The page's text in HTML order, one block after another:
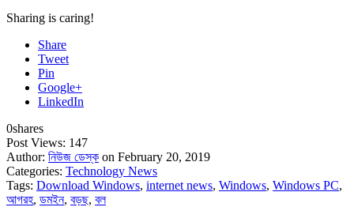
Sharing is caring!
Share
Tweet
Pin
Google+
LinkedIn
0shares
Post Views: 147
Author: নিউজ ডেস্ক on February 20, 2019
Categories: Technology News
Tags: Download Windows, internet news, Windows, Windows PC,
আগরহ, ডমইন, বড়ছ, বল